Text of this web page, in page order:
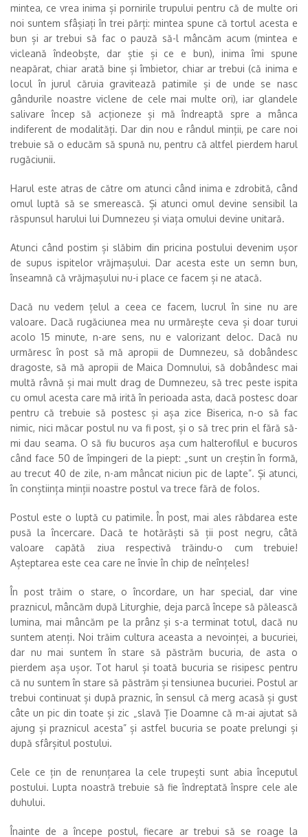
mintea, ce vrea inima și pornirile trupului pentru că de multe ori
noi suntem sfâșiați în trei părți: mintea spune că tortul acesta e
bun și ar trebui să fac o pauză să-l mâncăm acum (mintea e
vicleană îndeobște, dar știe și ce e bun), inima îmi spune
neapărat, chiar arată bine și îmbietor, chiar ar trebui (că inima e
locul în jurul căruia gravitează patimile și de unde se nasc
gândurile noastre viclene de cele mai multe ori), iar glandele
salivare încep să acționeze și mă îndreaptă spre a mânca
indiferent de modalități. Dar din nou e rândul minții, pe care noi
trebuie să o educăm să spună nu, pentru că altfel pierdem harul
rugăciunii.
Harul este atras de către om atunci când inima e zdrobită, când
omul luptă să se smerească. Și atunci omul devine sensibil la
răspunsul harului lui Dumnezeu și viața omului devine unitară.
Atunci când postim și slăbim din pricina postului devenim ușor
de supus ispitelor vrăjmașului. Dar acesta este un semn bun,
înseamnă că vrăjmașului nu-i place ce facem și ne atacă.
Dacă nu vedem țelul a ceea ce facem, lucrul în sine nu are
valoare. Dacă rugăciunea mea nu urmărește ceva și doar turui
acolo 15 minute, n-are sens, nu e valorizant deloc. Dacă nu
urmăresc în post să mă apropii de Dumnezeu, să dobândesc
dragoste, să mă apropii de Maica Domnului, să dobândesc mai
multă râvnă și mai mult drag de Dumnezeu, să trec peste ispita
cu omul acesta care mă irită în perioada asta, dacă postesc doar
pentru că trebuie să postesc și așa zice Biserica, n-o să fac
nimic, nici măcar postul nu va fi post, și o să trec prin el fără să-
mi dau seama. O să fiu bucuros așa cum halterofilul e bucuros
când face 50 de împingeri de la piept: „sunt un creștin în formă,
au trecut 40 de zile, n-am mâncat niciun pic de lapte”. Și atunci,
în conștiința minții noastre postul va trece fără de folos.
Postul este o luptă cu patimile. În post, mai ales răbdarea este
pusă la încercare. Dacă te hotărăști să ții post negru, câtă
valoare capătă ziua respectivă trăindu-o cum trebuie!
Așteptarea este cea care ne învie în chip de neînțeles!
În post trăim o stare, o încordare, un har special, dar vine
praznicul, mâncăm după Liturghie, deja parcă începe să pălească
lumina, mai mâncăm pe la prânz și s-a terminat totul, dacă nu
suntem atenți. Noi trăim cultura aceasta a nevoinței, a bucuriei,
dar nu mai suntem în stare să păstrăm bucuria, de asta o
pierdem așa ușor. Tot harul și toată bucuria se risipesc pentru
că nu suntem în stare să păstrăm și tensiunea bucuriei. Postul ar
trebui continuat și după praznic, în sensul că merg acasă și gust
câte un pic din toate și zic „slavă Ție Doamne că m-ai ajutat să
ajung și praznicul acesta” și astfel bucuria se poate prelungi și
după sfârșitul postului.
Cele ce țin de renunțarea la cele trupești sunt abia începutul
postului. Lupta noastră trebuie să fie îndreptată înspre cele ale
duhului.
Înainte de a începe postul, fiecare ar trebui să se roage la